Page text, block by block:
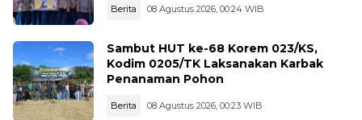
Berita 08 Agustus 2026, 00:24 WIB
Sambut HUT ke-68 Korem 023/KS,
Kodim 0205/TK Laksanakan Karbak
Penanaman Pohon
Berita 08 Agustus 2026, 00:23 WIB